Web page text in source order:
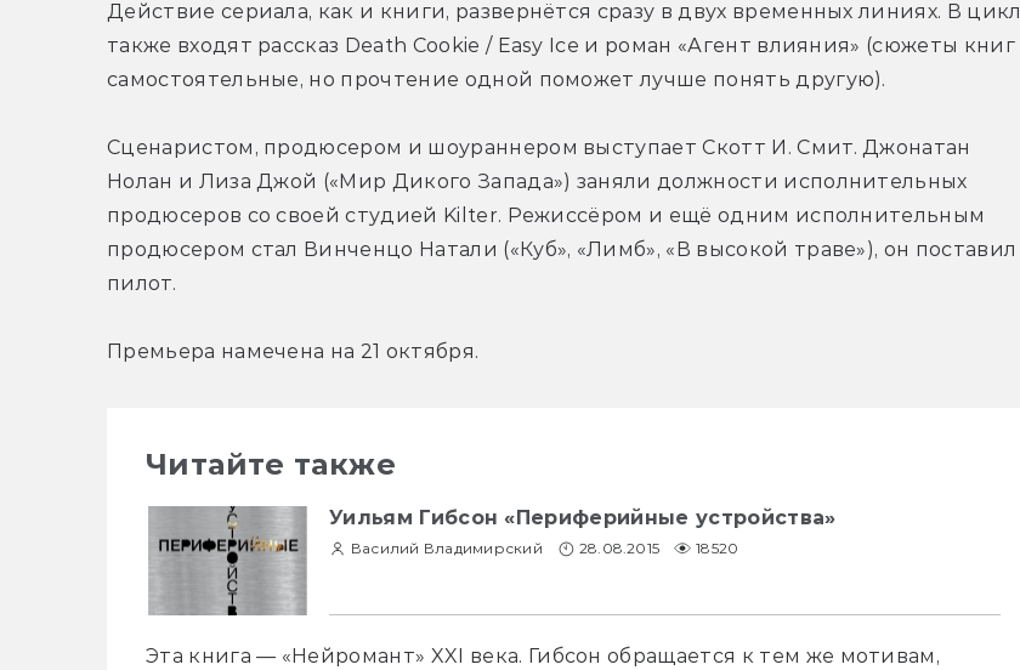
Действие сериала, как и книги, развернётся сразу в двух временных линиях. В цикл
также входят рассказ Death Cookie / Easy Ice и роман «Агент влияния» (сюжеты книг
самостоятельные, но прочтение одной поможет лучше понять другую).
Сценаристом, продюсером и шоураннером выступает Скотт И. Смит. Джонатан
Нолан и Лиза Джой («Мир Дикого Запада») заняли должности исполнительных
продюсеров со своей студией Kilter. Режиссёром и ещё одним исполнительным
продюсером стал Винченцо Натали («Куб», «Лимб», «В высокой траве»), он поставил
пилот.
Премьера намечена на 21 октября.
Читайте также
Уильям Гибсон «Периферийные устройства»
Василий Владимирский 28.08.2015 18520
Эта книга — «Нейромант» XXI века. Гибсон обращается к тем же мотивам,